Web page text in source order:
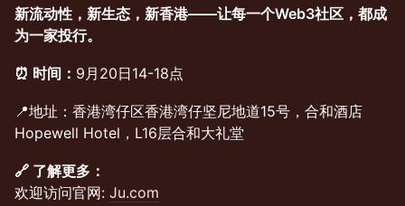
新流动性，新生态，新香港——让每一个Web3社区，都成
为一家投行。
⏰ 时间： 9月20日14-18点
📍地址：香港湾仔区香港湾仔坚尼地道15号，合和酒店
Hopewell Hotel，L16层合和大礼堂
🔗 了解更多：
欢迎访问官网: Ju.com